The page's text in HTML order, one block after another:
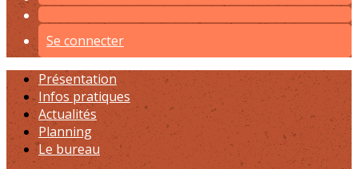
Se connecter
Présentation
Infos pratiques
Actualités
Planning
Le bureau